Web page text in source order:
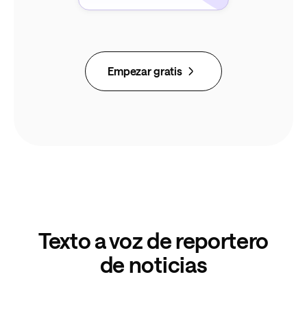
Empezar gratis
Texto a voz de reportero
de noticias